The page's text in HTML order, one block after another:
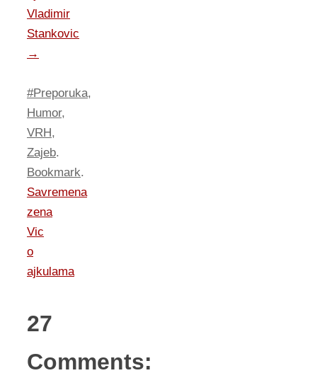
Vladimir
Stankovic
→
#Preporuka,
Humor,
VRH,
Zajeb.
Bookmark.
Savremena
zena
Vic
o
ajkulama
27
Comments: